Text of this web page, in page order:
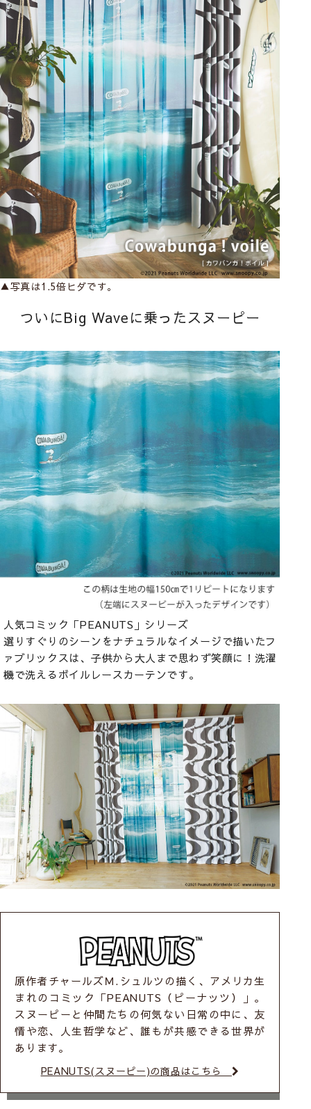
▲写真は1.5倍ヒダです。
ついにBig Waveに乗ったスヌーピー
人気コミック「PEANUTS」シリーズ
選りすぐりのシーンをナチュラルなイメージで描いたフ
ァブリックスは、子供から大人まで思わず笑顔に！洗濯
機で洗えるボイルレースカーテンです。
原作者チャールズＭ.シュルツの描く、アメリカ生
まれのコミック「PEANUTS（ピーナッツ）」。
スヌーピーと仲間たちの何気ない日常の中に、友
情や恋、人生哲学など、誰もが共感できる世界が
あります。
PEANUTS(スヌーピー)の商品はこちら